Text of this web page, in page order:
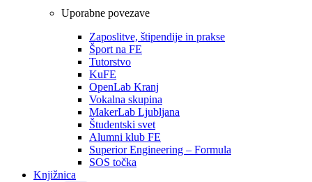
Uporabne povezave
Zaposlitve, štipendije in prakse
Šport na FE
Tutorstvo
KuFE
OpenLab Kranj
Vokalna skupina
MakerLab Ljubljana
Študentski svet
Alumni klub FE
Superior Engineering – Formula
SOS točka
Knjižnica